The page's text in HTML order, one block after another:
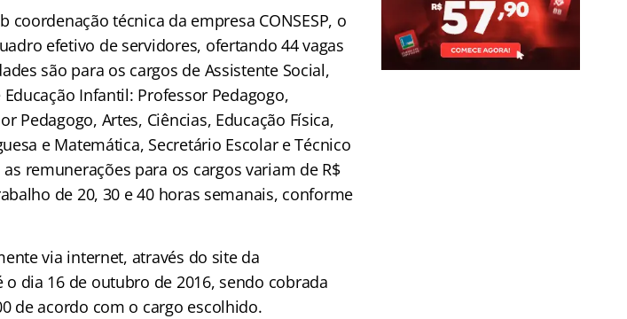
coordenação técnica da empresa CONSESP, o
efetivo de servidores, ofertando 44 vagas
são para os cargos de Assistente Social,
Infantil: Professor Pedagogo,
Pedagogo, Artes, Ciências, Educação Física,
e Matemática, Secretário Escolar e Técnico
remunerações para os cargos variam de R$
de 20, 30 e 40 horas semanais, conforme
via internet, através do site da
o dia 16 de outubro de 2016, sendo cobrada
de acordo com o cargo escolhido.